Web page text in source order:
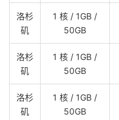
洛杉
矶
1 核 / 1GB /
50GB
洛杉
矶
1 核 / 1GB /
50GB
洛杉
矶
1 核 / 1GB /
50GB